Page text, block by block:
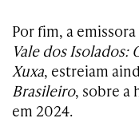
Por fim, a
Vale dos Isolados:
Xuxa, estreiam
Brasileiro, sobre a
em 2024.